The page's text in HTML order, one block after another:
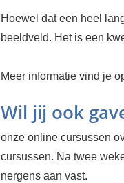
Hoewel dat een heel
beeldveld. Het is een
Meer informatie vind je
Wil jij ook
onze online cursussen
cursussen. Na twee
nergens aan vast.